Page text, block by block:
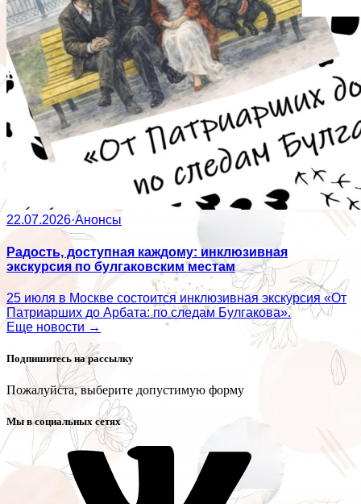
22.07.2026·Анонсы
Радость, доступная каждому: инклюзивная
экскурсия по булгаковским местам
25 июля в Москве состоится инклюзивная экскурсия «От
Патриарших до Арбата: по следам Булгакова».
Еще новости →
Подпишитесь на рассылку
Пожалуйста, выберите допустимую форму
Мы в социальных сетях